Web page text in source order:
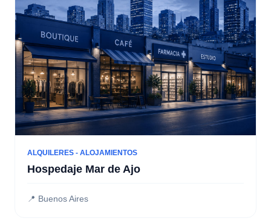
ALQUILERES - ALOJAMIENTOS
Hospedaje Mar de Ajo
📍 Buenos Aires